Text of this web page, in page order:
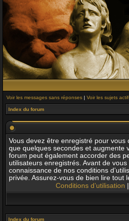
Voir les messages sans réponses | Voir les sujets
Index du forum
Vous devez être enregistré pour vous
que quelques secondes et augmente
forum peut également accorder des
utilisateurs enregistrés. Avant de
connaissance de nos conditions
privée. Assurez-vous de bien lire tout
Conditions d’utilisation
Index du forum